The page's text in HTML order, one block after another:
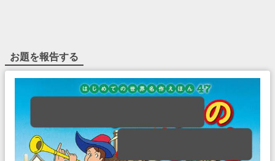
お題を報告する